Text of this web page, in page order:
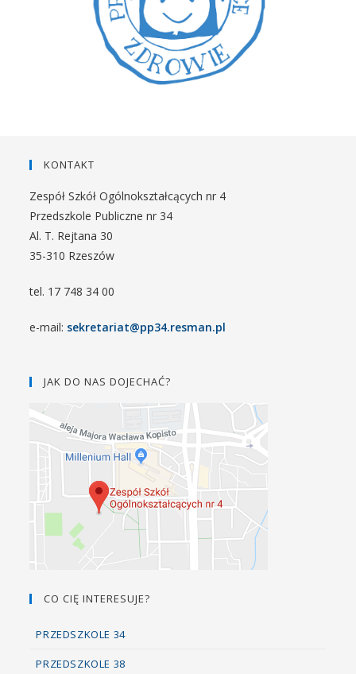
KONTAKT
Zespół Szkół Ogólnokształcących nr 4
Przedszkole Publiczne nr 34
Al. T. Rejtana 30
35-310 Rzeszów
tel. 17 748 34 00
e-mail: sekretariat@pp34.resman.pl
JAK DO NAS DOJECHAĆ?
CO CIĘ INTERESUJE?
PRZEDSZKOLE 34
PRZEDSZKOLE 38